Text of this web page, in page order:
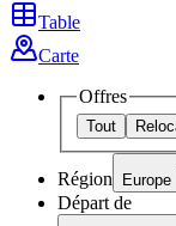
Table
Carte
Offres
Tout
Région Europe
Départ de